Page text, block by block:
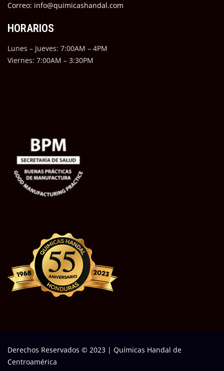
Correo: info@quimicashandal.com
HORARIOS
Lunes – Jueves: 7:00AM – 4PM
Viernes: 7:00AM – 3:30PM
Derechos Reservados © 2023 | Químicas Handal de
Centroamérica